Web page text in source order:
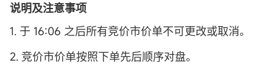
说明及注意事项
1. 于 16:06 之后所有竞价市价单不可更改或取消。
2. 竞价市价单按照下单先后顺序对盘。